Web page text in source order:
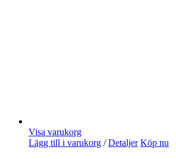
Visa varukorg
Lägg till i varukorg / Detaljer Köp nu